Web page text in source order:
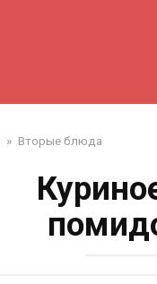
» Вторые блюда